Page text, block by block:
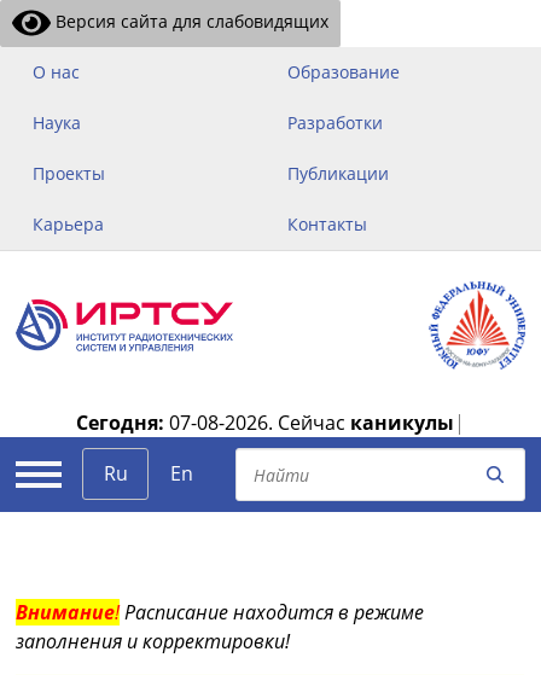
Версия сайта для слабовидящих
О нас Образование
Наука Разработки
Проекты Публикации
Карьера Контакты
Сегодня: 07-08-2026. Сейчас каникулы |
Ru
En
Внимание!Расписание находится в режиме
заполнения и корректировки!